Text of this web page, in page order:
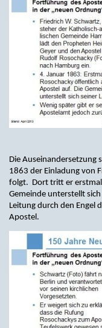
Die Auseinandersetzung
1863 der Einladung von
folgt. Dort tritt er
Gemeinde unterstellt
Leitung durch den Engel
Apostel.